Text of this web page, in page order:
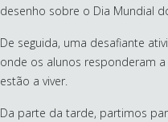
desenho sobre o Dia Mundial
De seguida, uma desafiante
onde os alunos responderam
estão a viver.
Da parte da tarde, partimos